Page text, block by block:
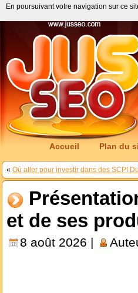
Accueil Plan du
« Où aller pour investir dans des SCPI
et de ses
8 août 2026 |
En poursuivant votre navigation sur ce